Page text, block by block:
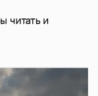
читать и